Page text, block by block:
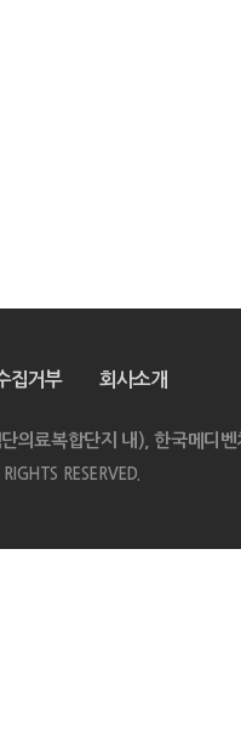
집거부 회사소개
의료복합단지 내), 한국메디
RESERVED.